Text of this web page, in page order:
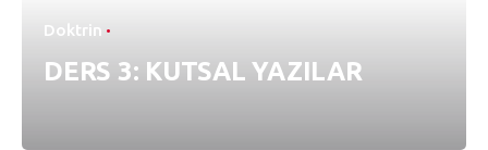
Doktrin
DERS 3: KUTSAL YAZILAR